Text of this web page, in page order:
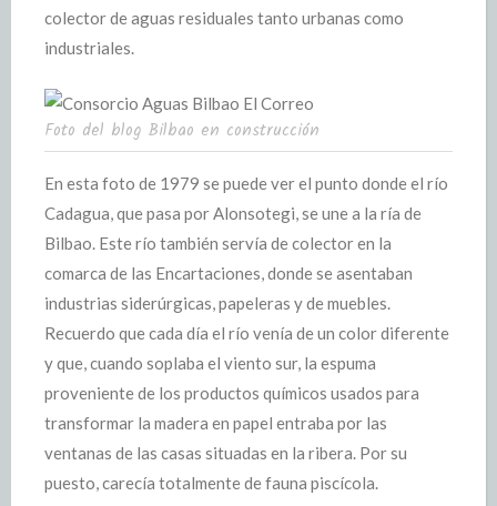
colector de aguas residuales tanto urbanas como
industriales.
Foto del blog Bilbao en construcción
En esta foto de 1979 se puede ver el punto donde el río
Cadagua, que pasa por Alonsotegi, se une a la ría de
Bilbao. Este río también servía de colector en la
comarca de las Encartaciones, donde se asentaban
industrias siderúrgicas, papeleras y de muebles.
Recuerdo que cada día el río venía de un color diferente
y que, cuando soplaba el viento sur, la espuma
proveniente de los productos químicos usados para
transformar la madera en papel entraba por las
ventanas de las casas situadas en la ribera. Por su
puesto, carecía totalmente de fauna piscícola.